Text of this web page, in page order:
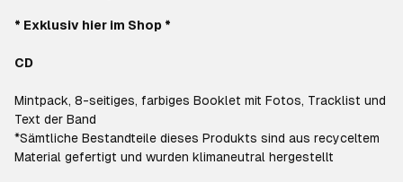
* Exklusiv hier im Shop *
CD
Mintpack, 8-seitiges, farbiges Booklet mit Fotos, Tracklist und
Text der Band
*Sämtliche Bestandteile dieses Produkts sind aus recyceltem
Material gefertigt und wurden klimaneutral hergestellt